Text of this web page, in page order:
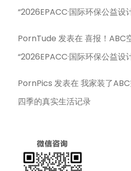
“2026EPACC·国际环保公益设
PornTude 发表在喜报！ABC
“2026EPACC·国际环保公益设
PornPics 发表在我家装了
四季的真实生活记录